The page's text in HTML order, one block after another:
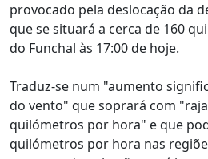
provocado pela deslocação da
que se situará a cerca de 160
do Funchal às 17:00 de hoje.
Traduz-se num "aumento
do vento" que soprará com
quilómetros por hora" e que
quilómetros por hora nas